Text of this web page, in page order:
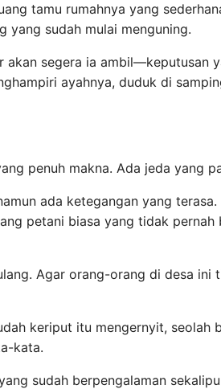
tamu rumahnya yang
yang sudah mulai menguning.
akan segera ia ambil—keputusan
ayahnya, duduk di
penuh makna. Ada jeda yang
ada ketegangan yang
petani biasa yang tidak
Agar orang-orang di desa
keriput itu mengernyit,
kata.
sudah berpengalaman